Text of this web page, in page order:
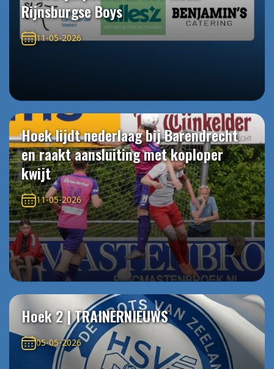
Rijnsburgse Boys
11-05-2026
Hoek lijdt nederlaag bij Barendrecht
en raakt aansluiting met koploper
kwijt
11-05-2026
Hoek 2 | TRAINERNIEUWS
05-05-2026